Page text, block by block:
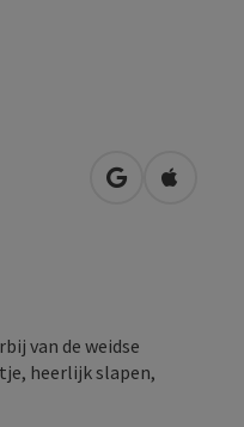
Openen inOpenen
van de weidse
heerlijk slapen,